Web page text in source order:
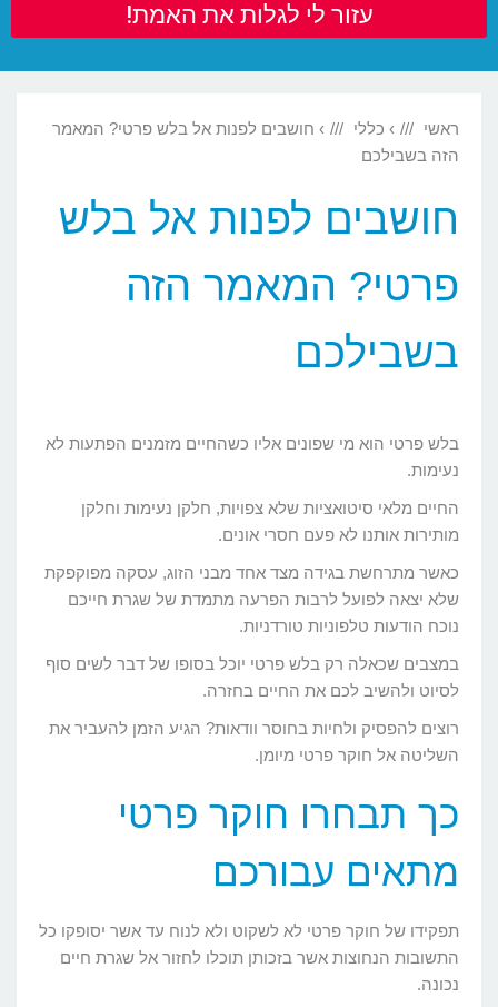
עזור לי לגלות את האמת!
ראשי › כללי › חושבים לפנות אל בלש פרטי? המאמר
הזה בשבילכם
חושבים לפנות אל בלש
פרטי? המאמר הזה
בשבילכם
בלש פרטי הוא מי שפונים אליו כשהחיים מזמנים הפתעות לא
נעימות.
החיים מלאי סיטואציות שלא צפויות, חלקן נעימות וחלקן
מותירות אותנו לא פעם חסרי אונים.
כאשר מתרחשת בגידה מצד אחד מבני הזוג, עסקה מפוקפקת
שלא יצאה לפועל לרבות הפרעה מתמדת של שגרת חייכם
נוכח הודעות טלפוניות טורדניות.
במצבים שכאלה רק בלש פרטי יוכל בסופו של דבר לשים סוף
לסיוט ולהשיב לכם את החיים בחזרה.
רוצים להפסיק ולחיות בחוסר וודאות? הגיע הזמן להעביר את
השליטה אל חוקר פרטי מיומן.
כך תבחרו חוקר פרטי
מתאים עבורכם
תפקידו של חוקר פרטי לא לשקוט ולא לנוח עד אשר יסופקו כל
התשובות הנחוצות אשר בזכותן תוכלו לחזור אל שגרת חיים
נכונה.